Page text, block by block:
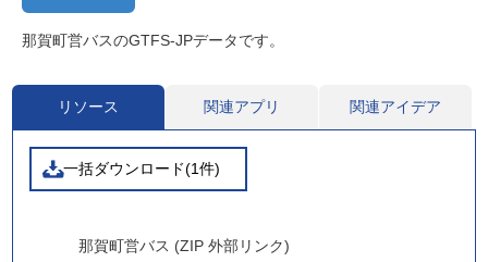
那賀町営バスのGTFS-JPデータです。
リソース 関連アプリ 関連アイデア
一括ダウンロード(1件)
那賀町営バス (ZIP 外部リンク)